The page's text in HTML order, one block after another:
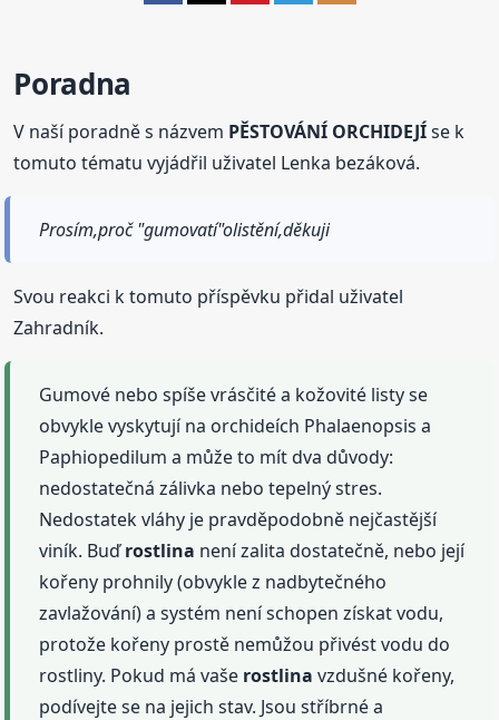
Poradna
V naší poradně s názvem PĚSTOVÁNÍ ORCHIDEJÍse k
tomuto tématu vyjádřil uživatel Lenka bezáková.
Prosím,proč "gumovatí"olistění,děkuji
Svou reakci k tomuto příspěvku přidal uživatel
Zahradník.
Gumové nebo spíše vrásčité a kožovité listy se
obvykle vyskytují na orchideích Phalaenopsis a
Paphiopedilum a může to mít dva důvody:
nedostatečná zálivka nebo tepelný stres.
Nedostatek vláhy je pravděpodobně nejčastější
viník. Buďrostlina není zalita dostatečně, nebo její
kořeny prohnily (obvykle z nadbytečného
zavlažování) a systém není schopen získat vodu,
protože kořeny prostě nemůžou přivést vodu do
rostliny. Pokud má vaše rostlina vzdušné kořeny,
podívejte se na jejich stav. Jsou stříbrné a